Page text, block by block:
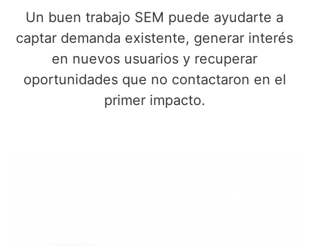
Un buen trabajo SEM puede ayudarte a
captar demanda existente, generar interés
en nuevos usuarios y recuperar
oportunidades que no contactaron en el
primer impacto.